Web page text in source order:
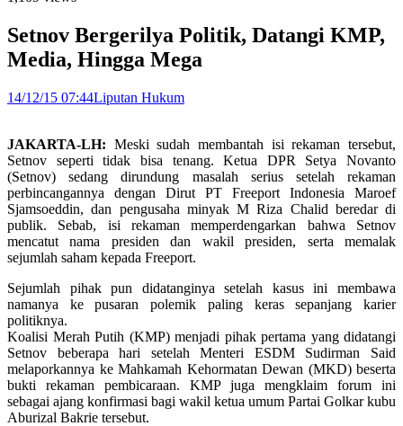
Setnov Bergerilya Politik, Datangi KMP,
Media, Hingga Mega
14/12/15 07:44Liputan Hukum
JAKARTA-LH: Meski sudah membantah isi rekaman tersebut,
Setnov seperti tidak bisa tenang. Ketua DPR Setya Novanto
(Setnov) sedang dirundung masalah serius setelah rekaman
perbincangannya dengan Dirut PT Freeport Indonesia Maroef
Sjamsoeddin, dan pengusaha minyak M Riza Chalid beredar di
publik. Sebab, isi rekaman memperdengarkan bahwa Setnov
mencatut nama presiden dan wakil presiden, serta memalak
sejumlah saham kepada Freeport.
Sejumlah pihak pun didatanginya setelah kasus ini membawa
namanya ke pusaran polemik paling keras sepanjang karier
politiknya.
Koalisi Merah Putih (KMP) menjadi pihak pertama yang didatangi
Setnov beberapa hari setelah Menteri ESDM Sudirman Said
melaporkannya ke Mahkamah Kehormatan Dewan (MKD) beserta
bukti rekaman pembicaraan. KMP juga mengklaim forum ini
sebagai ajang konfirmasi bagi wakil ketua umum Partai Golkar kubu
Aburizal Bakrie tersebut.